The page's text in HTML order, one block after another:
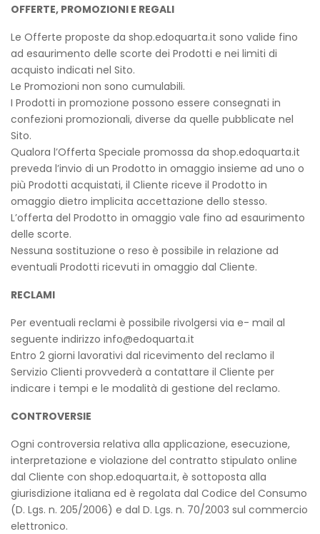
OFFERTE, PROMOZIONI E REGALI
Le Offerte proposte da shop.edoquarta.it sono valide fino
ad esaurimento delle scorte dei Prodotti e nei limiti di
acquisto indicati nel Sito.
Le Promozioni non sono cumulabili.
I Prodotti in promozione possono essere consegnati in
confezioni promozionali, diverse da quelle pubblicate nel
Sito.
Qualora l’Offerta Speciale promossa da shop.edoquarta.it
preveda l’invio di un Prodotto in omaggio insieme ad uno o
più Prodotti acquistati, il Cliente riceve il Prodotto in
omaggio dietro implicita accettazione dello stesso.
L’offerta del Prodotto in omaggio vale fino ad esaurimento
delle scorte.
Nessuna sostituzione o reso è possibile in relazione ad
eventuali Prodotti ricevuti in omaggio dal Cliente.
RECLAMI
Per eventuali reclami è possibile rivolgersi via e- mail al
seguente indirizzo info@edoquarta.it
Entro 2 giorni lavorativi dal ricevimento del reclamo il
Servizio Clienti provvederà a contattare il Cliente per
indicare i tempi e le modalità di gestione del reclamo.
CONTROVERSIE
Ogni controversia relativa alla applicazione, esecuzione,
interpretazione e violazione del contratto stipulato online
dal Cliente con shop.edoquarta.it, è sottoposta alla
giurisdizione italiana ed è regolata dal Codice del Consumo
(D. Lgs. n. 205/2006) e dal D. Lgs. n. 70/2003 sul commercio
elettronico.